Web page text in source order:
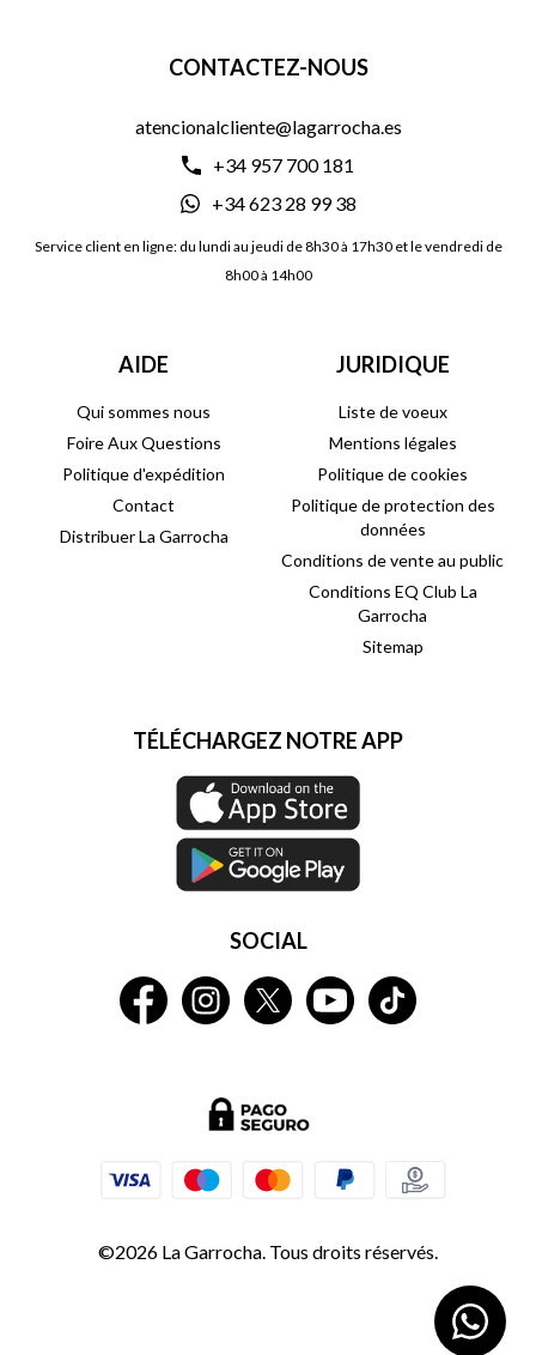
CONTACTEZ-NOUS
atencionalcliente@lagarrocha.es
+34 957 700 181
+34 623 28 99 38
Service client en ligne: du lundi au jeudi de 8h30 à 17h30 et le vendredi de
8h00 à 14h00
AIDE
Qui sommes nous
Foire Aux Questions
Politique d'expédition
Contact
Distribuer La Garrocha
JURIDIQUE
Liste de voeux
Mentions légales
Politique de cookies
Politique de protection des
données
Conditions de vente au public
Conditions EQ Club La
Garrocha
Sitemap
TÉLÉCHARGEZ NOTRE APP
SOCIAL
©2026 La Garrocha. Tous droits réservés.